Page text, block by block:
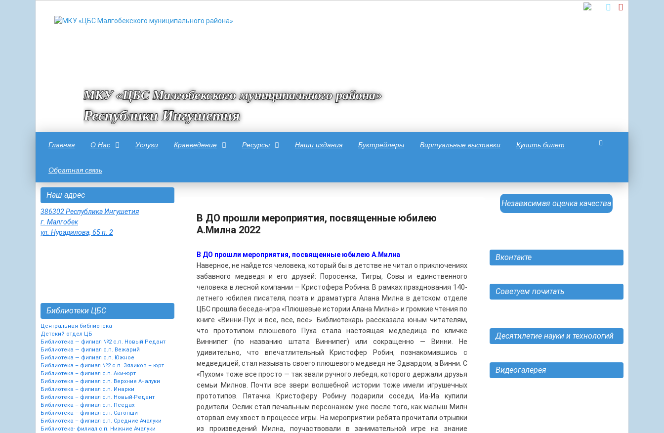
МКУ «ЦБС Малгобекского муниципального района»
Республики Ингушетия
Главная О Нас Услуги Краеведение Ресурсы Наши издания Буктрейлеры Виртуальные выставки Купить билет
Обратная связь
Наш адрес
386302 Республика Ингушетия
г. Малгобек
ул. Нурадилова, 65 п. 2
Библиотеки ЦБС
Центральная библиотека
Детский отдел ЦБ
Библиотека — филиал №2 с.п. Новый Редант
Библиотека — филиал с.п. Вежарий
Библиотека — филиал с.п. Южное
Библиотека – филиал №2 с.п. Зязиков – юрт
Библиотека – филиал с.п. Аки-юрт
Библиотека – филиал с.п. Верхние Ачалуки
Библиотека – филиал с.п. Инарки
Библиотека – филиал с.п. Новый-Редант
Библиотека – филиал с.п. Пседах
Библиотека – филиал с.п. Сагопши
Библиотека – филиал с.п. Средние Ачалуки
Библиотека- филиал с.п. Нижние Ачалуки
В ДО прошли мероприятия, посвященные юбилею
А.Милна 2022
В ДО прошли мероприятия, посвященные юбилею А.Милна
Наверное, не найдется человека, который бы в детстве не читал о приключениях
забавного медведя и его друзей: Поросенка, Тигры, Совы и единственного
человека в лесной компании — Кристофера Робина. В рамках празднования 140-
летнего юбилея писателя, поэта и драматурга Алана Милна в детском отделе
ЦБС прошла беседа-игра «Плюшевые истории Алана Милна» и громкие чтения по
книге «Винни-Пух и все, все, все». Библиотекарь рассказала юным читателям,
что прототипом плюшевого Пуха стала настоящая медведица по кличке
Виннипег (по названию штата Виннипег) или сокращенно — Винни. Не
удивительно, что впечатлительный Кристофер Робин, познакомившись с
медведицей, стал называть своего плюшевого медведя не Эдвардом, а Винни. С
«Пухом» тоже все просто — так звали ручного лебедя, которого держали друзья
семьи Милнов. Почти все звери волшебной истории тоже имели игрушечных
прототипов. Пятачка Кристоферу Робину подарили соседи, Иа-Иа купили
родители. Ослик стал печальным персонажем уже после того, как малыш Милн
оторвал ему хвост в процессе игры. На мероприятии ребята прочитали отрывки
из произведений Милна, поучаствовали в занимательной игре на знание
Независимая оценка качества
Вконтакте
Советуем почитать
Десятилетие науки и технологий
Видеогалерея